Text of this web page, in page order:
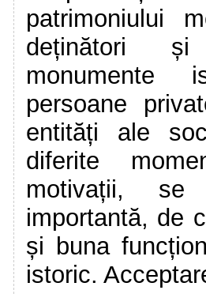
patrimoniului
deținători și
monumente
persoane
entități ale
diferite
motivații,
importantă, de
și buna
istoric.